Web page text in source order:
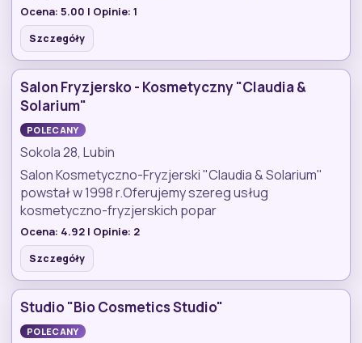
Ocena: 5.00 | Opinie: 1
Szczegóły
Salon Fryzjersko - Kosmetyczny "Claudia &
Solarium"
POLECANY
Sokola 28, Lubin
Salon Kosmetyczno-Fryzjerski "Claudia & Solarium"
powstał w 1998 r.Oferujemy szereg usług
kosmetyczno-fryzjerskich popar
Ocena: 4.92 | Opinie: 2
Szczegóły
Studio "Bio Cosmetics Studio"
POLECANY